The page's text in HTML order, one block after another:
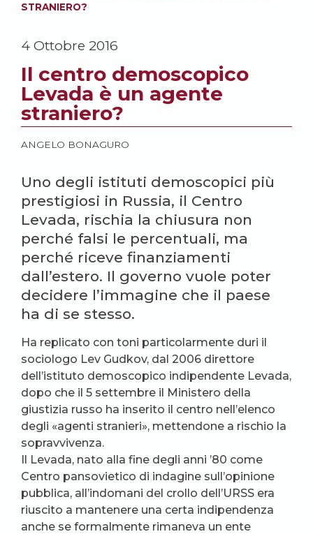
STRANIERO?
4 Ottobre 2016
Il centro demoscopico
Levada è un agente
straniero?
ANGELO BONAGURO
Uno degli istituti demoscopici più
prestigiosi in Russia, il Centro
Levada, rischia la chiusura non
perché falsi le percentuali, ma
perché riceve finanziamenti
dall’estero. Il governo vuole poter
decidere l’immagine che il paese
ha di se stesso.
Ha replicato con toni particolarmente duri il
sociologo Lev Gudkov, dal 2006 direttore
dell’istituto demoscopico indipendente Levada,
dopo che il 5 settembre il Ministero della
giustizia russo ha inserito il centro nell’elenco
degli «agenti stranieri», mettendone a rischio la
sopravvivenza.
Il Levada, nato alla fine degli anni ’80 come
Centro pansovietico di indagine sull’opinione
pubblica, all’indomani del crollo dell’URSS era
riuscito a mantenere una certa indipendenza
anche se formalmente rimaneva un ente